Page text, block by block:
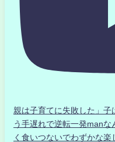
親は子育てに失敗した」子
う手遅れで逆転一発manな
く食いつないでわずかな